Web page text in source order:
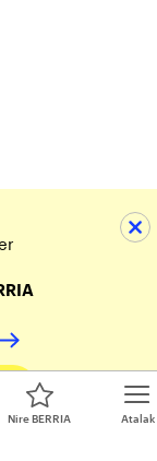
Atalak
Nire BERRIA